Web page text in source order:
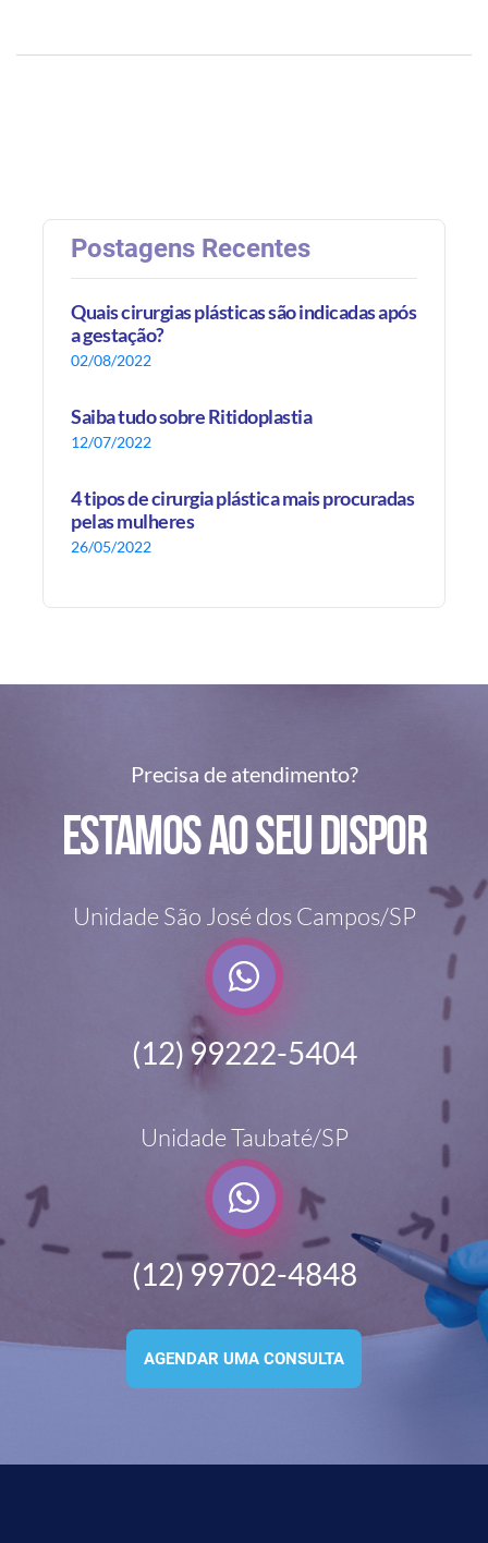
Postagens Recentes
Quais cirurgias plásticas são indicadas após
a gestação?
02/08/2022
Saiba tudo sobre Ritidoplastia
12/07/2022
4 tipos de cirurgia plástica mais procuradas
pelas mulheres
26/05/2022
Precisa de atendimento?
Estamos ao seu dispor
Unidade São José dos Campos/SP
(12) 99222-5404
Unidade Taubaté/SP
(12) 99702-4848
AGENDAR UMA CONSULTA